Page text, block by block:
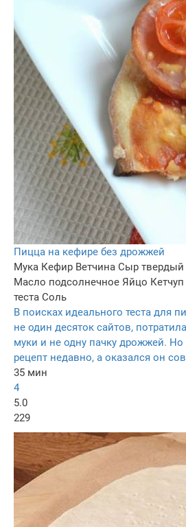
Пицца на кефире без дрожжей
Мука Кефир Ветчина Сыр твердый
Масло подсолнечное Яйцо Кетчуп
теста Соль
В поисках идеального теста для
не один десяток сайтов,
муки и не одну пачку дрожжей. Но
рецепт недавно, а оказался он
35 мин
4
5.0
229